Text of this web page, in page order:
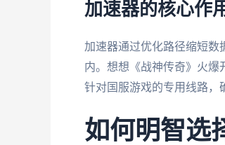
加速器的核心作
加速器通过优化路径缩短数
内。想想《战神传奇》火爆
针对国服游戏的专用线路，
如何明智选